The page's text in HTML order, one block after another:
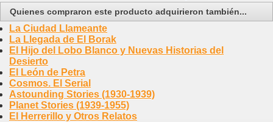
Quienes compraron este producto adquirieron también...
La Ciudad Llameante
La Llegada de El Borak
El Hijo del Lobo Blanco y Nuevas Historias del
Desierto
El León de Petra
Cosmos. El Serial
Astounding Stories (1930-1939)
Planet Stories (1939-1955)
El Herrerillo y Otros Relatos